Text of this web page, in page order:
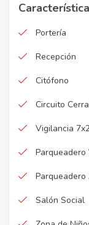
Portería
Recepción
Citófono
Circuito
Vigilancia
Parqueadero
Salón Social